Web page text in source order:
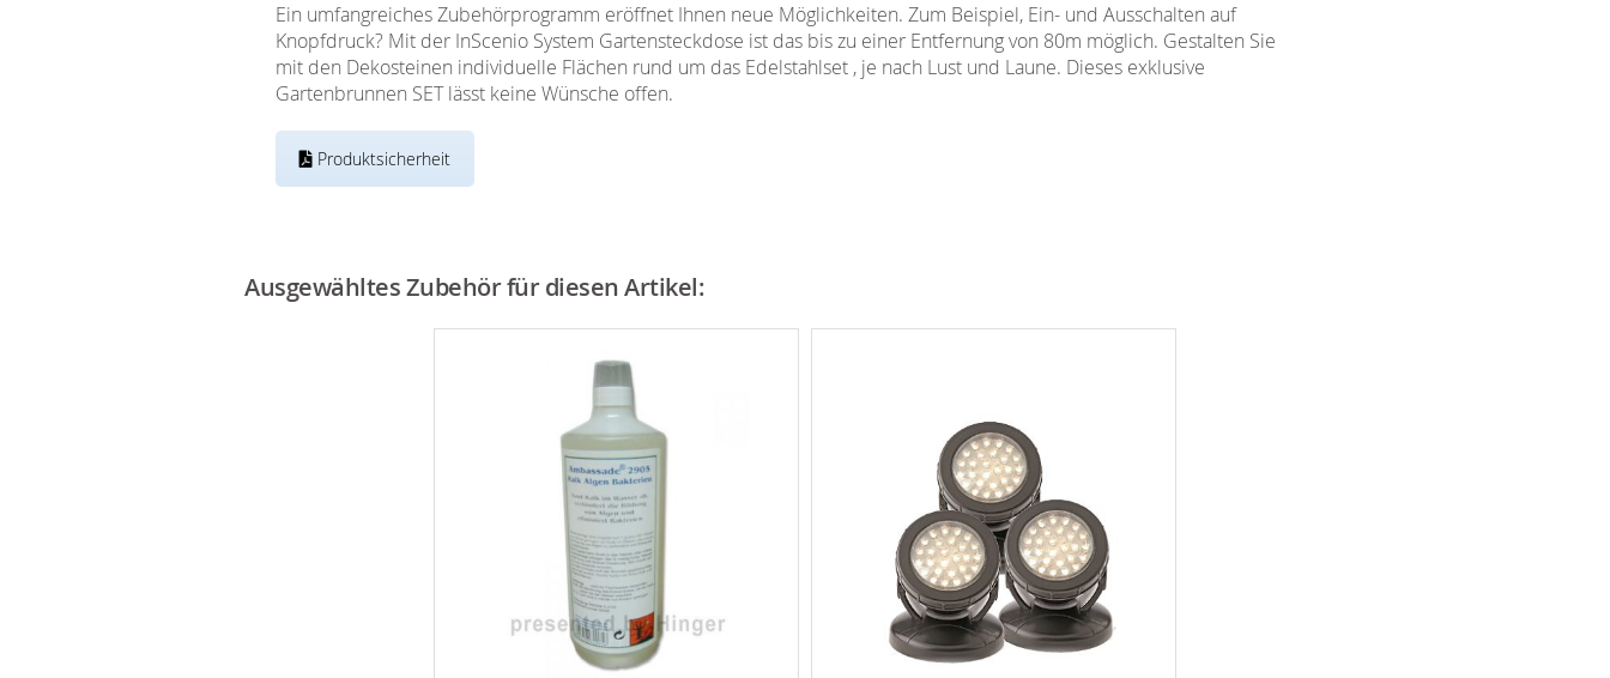
Ein umfangreiches Zubehörprogramm eröffnet Ihnen neue Möglichkeiten. Zum Beispiel, Ein- und Ausschalten auf
Knopfdruck? Mit der InScenio System Gartensteckdose ist das bis zu einer Entfernung von 80m möglich. Gestalten Sie
mit den Dekosteinen individuelle Flächen rund um das Edelstahlset , je nach Lust und Laune. Dieses exklusive
Gartenbrunnen SET lässt keine Wünsche offen.
Produktsicherheit
Ausgewähltes Zubehör für diesen Artikel: